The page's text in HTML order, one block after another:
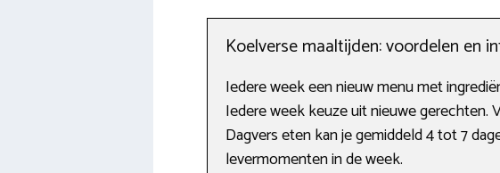
Koelverse maaltijden: voordelen en
Iedere week een nieuw menu met
Iedere week keuze uit nieuwe gerechten.
Dagvers eten kan je gemiddeld 4 tot 7
levermomenten in de week.